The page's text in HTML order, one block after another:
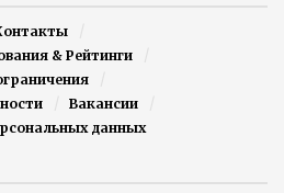
& Рейтинги
Вакансии
данных